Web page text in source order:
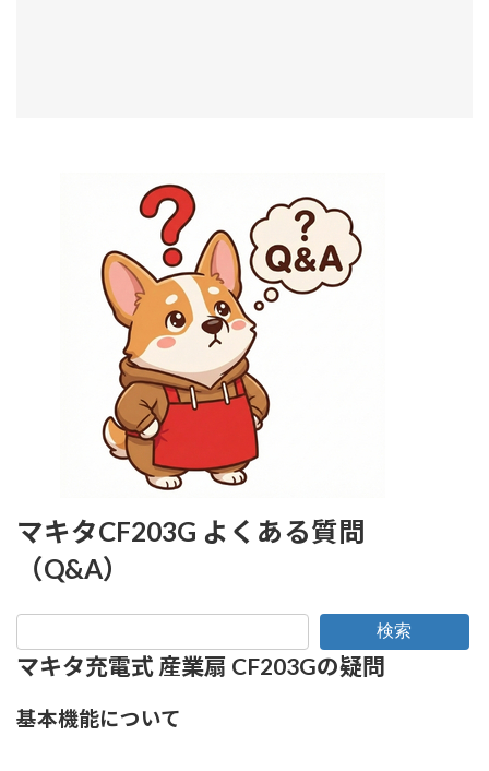
マキタCF203G よくある質問
（Q&A）
検索
マキタ充電式 産業扇 CF203Gの疑問
基本機能について